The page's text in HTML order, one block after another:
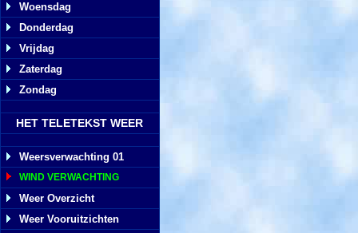
Woensdag
Donderdag
Vrijdag
Zaterdag
Zondag
HET TELETEKST WEER
Weersverwachting 01
WIND VERWACHTING
Weer Overzicht
Weer Vooruitzichten